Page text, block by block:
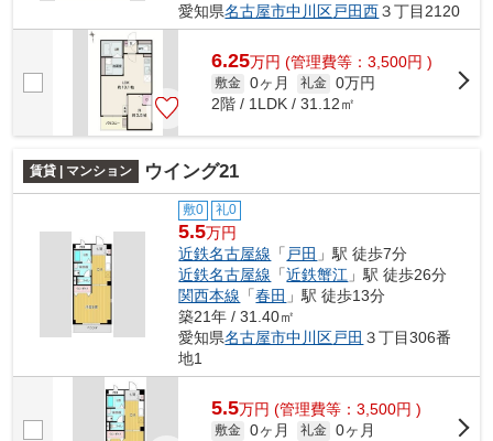
愛知県名古屋市中川区戸田西３丁目2120
6.25万円 (管理費等：3,500円 )
敷金 0ヶ月 礼金 0万円
2階 / 1LDK / 31.12㎡
賃貸 | マンション ウイング21
敷0 礼0
5.5万円
近鉄名古屋線 「 戸田 」駅 徒歩7分
近鉄名古屋線 「近鉄蟹江 」駅 徒歩26分
関西本線 「春田 」駅 徒歩13分
築21年 / 31.40㎡
愛知県名古屋市中川区戸田 ３丁目306番
地1
5.5万円 (管理費等：3,500円 )
敷金 0ヶ月 礼金 0ヶ月